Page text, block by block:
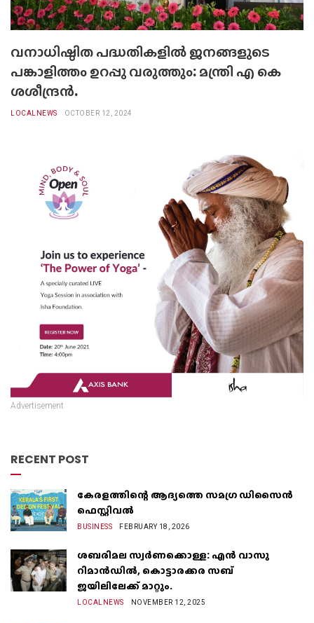
വനാധിഷ്ഠിത പദ്ധതികളിൽ ജനങ്ങളുടെ
പങ്കാളിത്തം ഉറപ്പു വരുത്തും: മന്ത്രി എ കെ
ശശീന്ദ്രന്‍.
LOCALNEWS OCTOBER 12, 2024
Advertisement
RECENT POST
കേരളത്തിന്റെ ആദ്യത്തെ സമഗ്ര ഡിസൈൻ
ഫെസ്റ്റിവൽ
BUSINESS FEBRUARY 18, 2026
ശബരിമല സ്വർണക്കൊള്ള: എൻ വാസു
റിമാൻഡിൽ, കൊട്ടാരക്കര സബ്
ജയിലിലേക്ക് മാറ്റും.
LOCALNEWS NOVEMBER 12, 2025